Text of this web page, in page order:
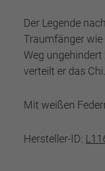
Der Legende
Traumfänger wie
Weg
verteilt er das Chi.
Mit weißen
Hersteller-ID: